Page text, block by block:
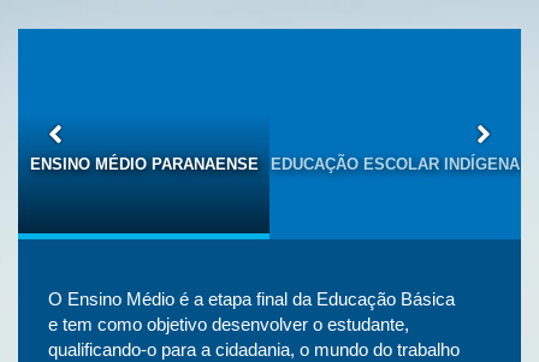
ENSINO MÉDIO PARANAENSE
EDUCAÇÃO ESCOLAR INDÍGENA
O Ensino Médio é a etapa final da Educação Básica
e tem como objetivo desenvolver o estudante,
qualificando-o para a cidadania, o mundo do trabalho